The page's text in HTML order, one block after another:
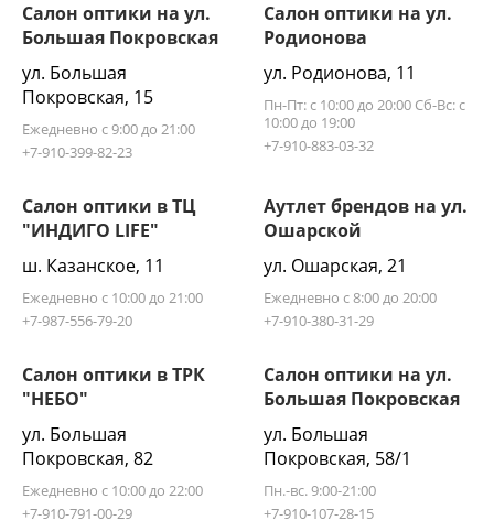
Салон оптики на ул.
Большая Покровская
ул. Большая
Покровская, 15
Ежедневно с 9:00 до 21:00
+7-910-399-82-23
Салон оптики на ул.
Родионова
ул. Родионова, 11
Пн-Пт: с 10:00 до 20:00 Сб-Вс: с
10:00 до 19:00
+7-910-883-03-32
Салон оптики в ТЦ
"ИНДИГО LIFE"
ш. Казанское, 11
Ежедневно с 10:00 до 21:00
+7-987-556-79-20
Аутлет брендов на ул.
Ошарской
ул. Ошарская, 21
Ежедневно с 8:00 до 20:00
+7-910-380-31-29
Салон оптики в ТРК
"НЕБО"
ул. Большая
Покровская, 82
Ежедневно с 10:00 до 22:00
+7-910-791-00-29
Салон оптики на ул.
Большая Покровская
ул. Большая
Покровская, 58/1
Пн.-вс. 9:00-21:00
+7-910-107-28-15